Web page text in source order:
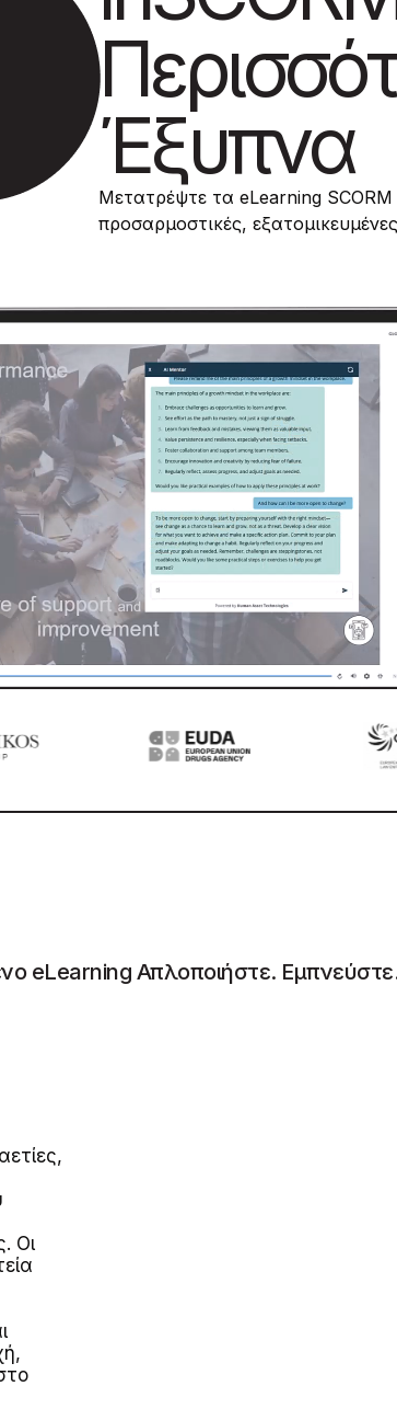
Έξυπνα
Μετατρέψτε τα eLearning SCORM
προσαρμοστικές, εξατομικευμένες,
eLearning Απλοποιήστε.
Οι